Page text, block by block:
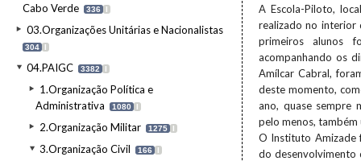
Cabo Verde
336 I
03.Organizações Unitárias e Nacionalistas
304 I
04.PAIGC 3382 I
1.Organização Política e
Administrativa
1080 I
2.Organização Militar 1275 I
3.Organização Civil 166 I
A Escola-Piloto,
realizado no interior
primeiros alunos
acompanhando os
Amílcar Cabral,
deste momento,
ano, quase sempre
pelo menos, também
O Instituto Amizade
do desenvolvimento